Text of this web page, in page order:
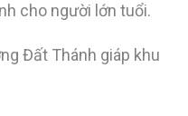
cho người lớn tuổi.
Đất Thánh giáp khu